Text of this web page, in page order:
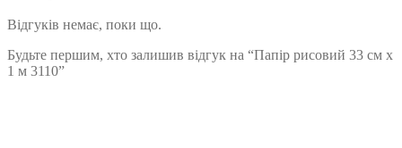
Відгуків немає, поки що.
Будьте першим, хто залишив відгук на “Папір рисовий 33 см х
1 м 3110”